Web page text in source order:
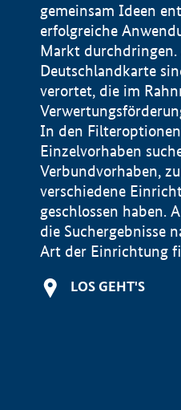
gemeinsam Ideen
erfolgreiche
Markt durchdringen.
Deutschlandkarte
verortet, die im
In den
Einzelvorhaben
Verbundvorhaben,
verschiedene
geschlossen haben.
die Suchergebnisse
Art der Einrichtung
LOS GEHT'S